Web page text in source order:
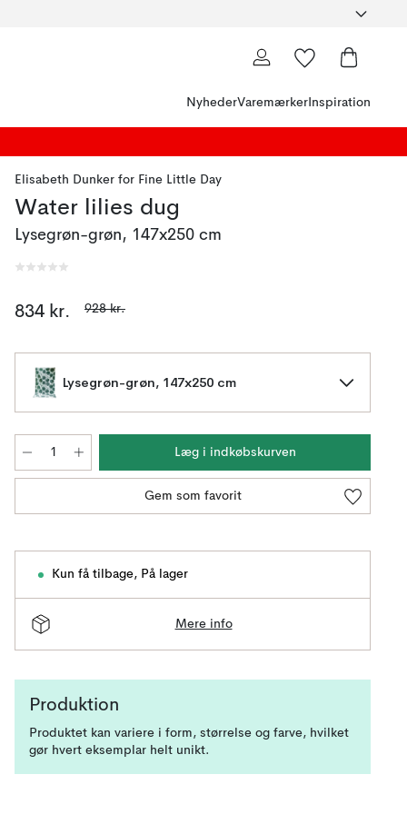
NyhederVaremærker Inspiration
Elisabeth Dunker for Fine Little Day
Water lilies dug
Lysegrøn-grøn, 147x250 cm
834 kr. 928 kr.
Lysegrøn-grøn, 147x250 cm
Læg i indkøbskurven
Gem som favorit
Kun få tilbage, På lager
Mere info
Produktion
Produktet kan variere i form, størrelse og farve, hvilket
gør hvert eksemplar helt unikt.